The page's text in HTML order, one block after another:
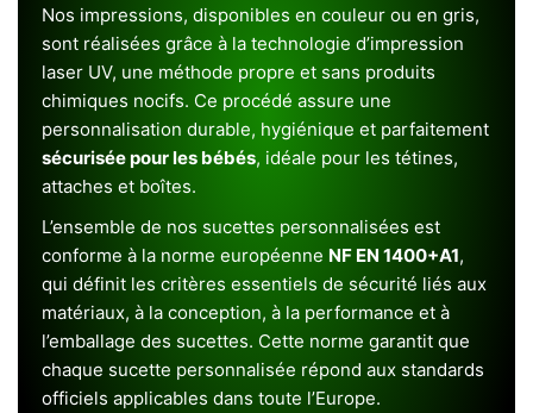
Nos impressions, disponibles en couleur ou en gris,
sont réalisées grâce à la technologie d’impression
laser UV, une méthode propre et sans produits
chimiques nocifs. Ce procédé assure une
personnalisation durable, hygiénique et parfaitement
sécurisée pour les bébés, idéale pour les tétines,
attaches et boîtes.
L’ensemble de nos sucettes personnalisées est
conforme à la norme européenne NF EN 1400+A1,
qui définit les critères essentiels de sécurité liés aux
matériaux, à la conception, à la performance et à
l’emballage des sucettes. Cette norme garantit que
chaque sucette personnalisée répond aux standards
officiels applicables dans toute l’Europe.